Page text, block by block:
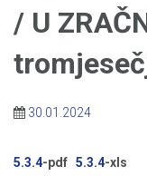
/ U
30.01.2024
5.3.4-pdf 5.3.4-xls